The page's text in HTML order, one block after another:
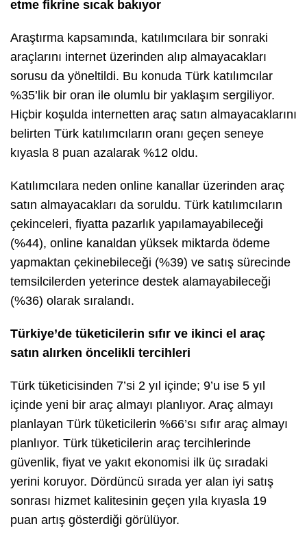
etme fikrine sıcak bakıyor
Araştırma kapsamında, katılımcılara bir sonraki
araçlarını internet üzerinden alıp almayacakları
sorusu da yöneltildi. Bu konuda Türk katılımcılar
%35’lik bir oran ile olumlu bir yaklaşım sergiliyor.
Hiçbir koşulda internetten araç satın almayacaklarını
belirten Türk katılımcıların oranı geçen seneye
kıyasla 8 puan azalarak %12 oldu.
Katılımcılara neden online kanallar üzerinden araç
satın almayacakları da soruldu. Türk katılımcıların
çekinceleri, fiyatta pazarlık yapılamayabileceği
(%44), online kanaldan yüksek miktarda ödeme
yapmaktan çekinebileceği (%39) ve satış sürecinde
temsilcilerden yeterince destek alamayabileceği
(%36) olarak sıralandı.
Türkiye’de tüketicilerin sıfır ve ikinci el araç
satın alırken öncelikli tercihleri
Türk tüketicisinden 7’si 2 yıl içinde; 9’u ise 5 yıl
içinde yeni bir araç almayı planlıyor. Araç almayı
planlayan Türk tüketicilerin %66’sı sıfır araç almayı
planlıyor. Türk tüketicilerin araç tercihlerinde
güvenlik, fiyat ve yakıt ekonomisi ilk üç sıradaki
yerini koruyor. Dördüncü sırada yer alan iyi satış
sonrası hizmet kalitesinin geçen yıla kıyasla 19
puan artış gösterdiği görülüyor.